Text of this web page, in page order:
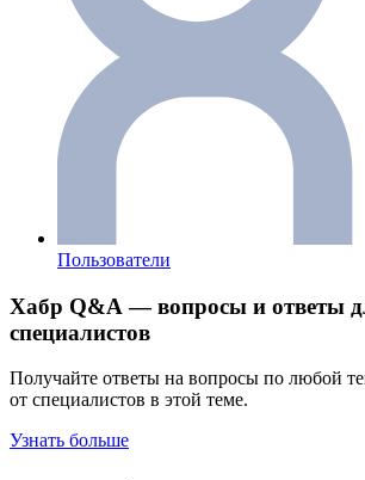
Пользователи
Хабр Q&A — вопросы и ответы
специалистов
Получайте ответы на вопросы по любой
от специалистов в этой теме.
Узнать больше